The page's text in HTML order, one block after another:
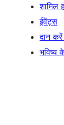
शामिल
ईवेंट्स
दान करें
भविष्य